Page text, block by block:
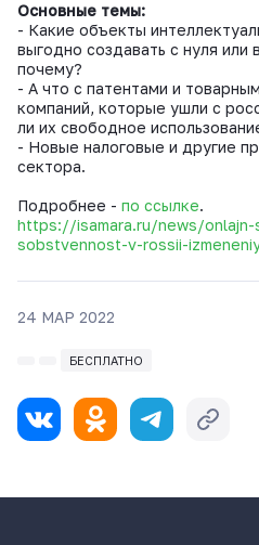
Основные темы:
- Какие объекты
выгодно создавать с нуля или
почему?
- А что с патентами и
компаний, которые ушли с
ли их свободное
- Новые налоговые и другие
сектора.
Подробнее - по ссылке.
https://isamara.ru/news/onlajn-
sobstvennost-v-rossii-
24 МАР 2022
БЕСПЛАТНО